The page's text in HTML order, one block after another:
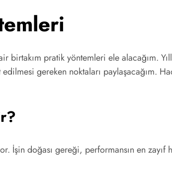
birtakım pratik yöntemleri ele alacağım.
gereken noktaları paylaşacağım.
İşin doğası gereği, performansın en zayıf